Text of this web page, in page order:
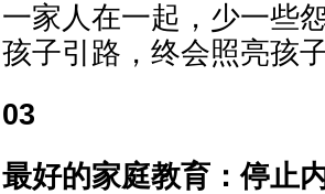
一家人在一起，少一些
孩子引路，终会照亮孩
03
最好的家庭教育：停止